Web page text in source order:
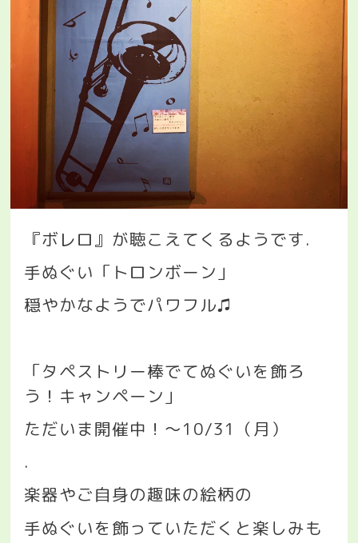
『ボレロ』が聴こえてくるようです.
手ぬぐい「トロンボーン」
穏やかなようでパワフル♫
「タペストリー棒でてぬぐいを飾ろ
う！キャンペーン」
ただいま開催中！〜10/31
（月）
.
楽器やご自身の趣味の絵柄の
手ぬぐいを飾っていただくと楽しみも